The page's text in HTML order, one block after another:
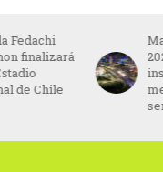
Fedachi
finalizará
de Chile